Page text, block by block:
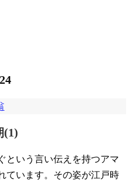
(1)
いう言い伝えを持つアマ
ています。その姿が江戸時